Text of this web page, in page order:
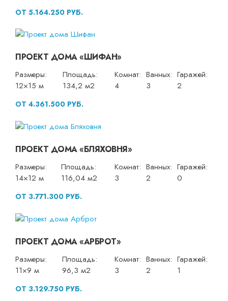
ОТ 5.164.250 РУБ.
ПРОЕКТ ДОМА «ШИФАН»
Размеры:
12×15 м
Площадь:
134,2 м2
Комнат:
4
Ванных:
3
Гаражей:
2
ОТ 4.361.500 РУБ.
ПРОЕКТ ДОМА «БЛЯХОВНЯ»
Размеры:
14×12 м
Площадь:
116,04 м2
Комнат:
3
Ванных:
2
Гаражей:
0
ОТ 3.771.300 РУБ.
ПРОЕКТ ДОМА «АРБРОТ»
Размеры:
11×9 м
Площадь:
96,3 м2
Комнат:
3
Ванных:
2
Гаражей:
1
ОТ 3.129.750 РУБ.